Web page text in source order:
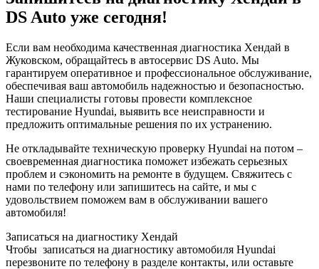
DS Auto уже сегодня!
Если вам необходима качественная диагностика Хендай в
Жуковском, обращайтесь в автосервис DS Auto. Мы
гарантируем оперативное и профессиональное обслуживание,
обеспечивая ваш автомобиль надежностью и безопасностью.
Наши специалисты готовы провести комплексное
тестирование Hyundai, выявить все неисправности и
предложить оптимальные решения по их устранению.
Не откладывайте техническую проверку Hyundai на потом –
своевременная диагностика поможет избежать серьезных
проблем и сэкономить на ремонте в будущем. Свяжитесь с
нами по телефону или запишитесь на сайте, и мы с
удовольствием поможем вам в обслуживании вашего
автомобиля!
Записаться на диагностику Хендай
Чтобы записаться на диагностику автомобиля Hyundai
перезвоните по телефону в разделе контакты, или оставьте